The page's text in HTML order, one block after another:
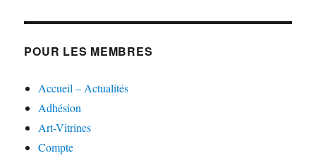
POUR LES MEMBRES
Accueil – Actualités
Adhésion
Art-Vitrines
Compte